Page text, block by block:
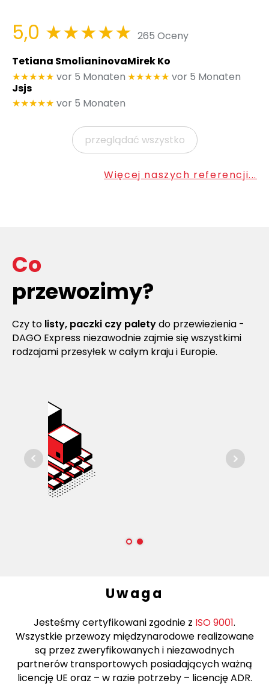
5,0 ★★★★★ 265 Oceny
Tetiana Smolianinova
★★★★★ vor 5 Monaten
Mirek Ko
★★★★★ vor 5 Monaten
Jsjs
★★★★★ vor 5 Monaten
przeglądać wszystko
Więcej naszych referencji...
Co
przewozimy?
Czy to listy, paczki czy paletydo przewiezienia -
DAGO Express niezawodnie zajmie się wszystkimi
rodzajami przesyłek w całym kraju i Europie.
Uwaga
Jesteśmy certyfikowani zgodnie zISO 9001.